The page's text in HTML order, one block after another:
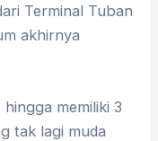
Terminal Tuban
akhirnya
memiliki 3
tak lagi muda